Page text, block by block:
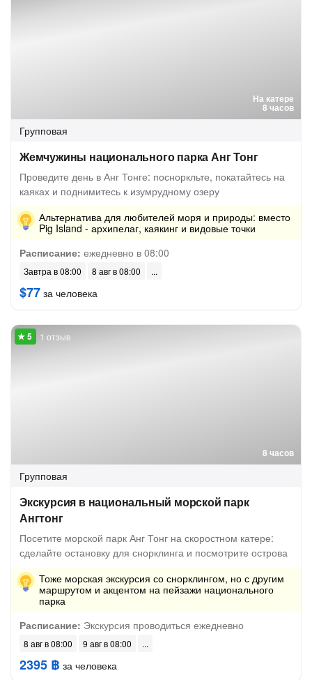
На катере
8 часов
Групповая
Жемчужины национального парка Анг Тонг
Проведите день в Анг Тонге: посноркльте, покатайтесь на
каяках и поднимитесь к изумрудному озеру
Альтернатива для любителей моря и природы: вместо
Pig Island - архипелаг, каякинг и видовые точки
Расписание: ежедневно в 08:00
Завтра в 08:00 8 авг в 08:00
$77 за человека
8 часов
1 отзыв
Групповая
Экскурсия в национальный морской парк
Ангтонг
Посетите морской парк Анг Тонг на скоростном катере:
сделайте остановку для снорклинга и посмотрите острова
Тоже морская экскурсия со снорклингом, но с другим
маршрутом и акцентом на пейзажи национального
парка
Расписание: Экскурсия проводиться ежедневно
8 авг в 08:00 9 авг в 08:00
2395 ฿ за человека